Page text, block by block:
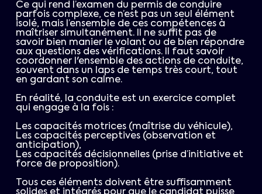
Ce qui rend l’examen du permis de conduire
parfois complexe, ce n’est pas un seul élément
isolé, mais l’ensemble de ces compétences à
maîtriser simultanément. Il ne suffit pas de
savoir bien manier le volant ou de bien répondre
aux questions des vérifications. Il faut savoir
coordonner l'ensemble des actions de conduite,
souvent dans un laps de temps très court, tout
en gardant son calme.
En réalité, la conduite est un exercice complet
qui engage à la fois :
Les capacités motrices (maîtrise du véhicule),
Les capacités perceptives (observation et
anticipation),
Les capacités décisionnelles (prise d’initiative et
force de proposition).
Tous ces éléments doivent être suffisamment